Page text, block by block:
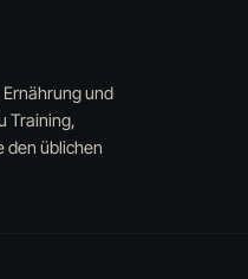
und
Training,
den üblichen